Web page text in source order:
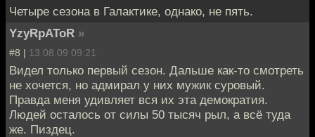
Четыре сезона в Галактике, однако, не пять.
YzyRpAToR »
#8 | 13.08.09 09:21
Видел только первый сезон. Дальше как-то смотреть
не хочется, но адмирал у них мужик суровый.
Правда меня удивляет вся их эта демократия.
Людей осталось от силы 50 тысяч рыл, а всё туда
же. Пиздец.